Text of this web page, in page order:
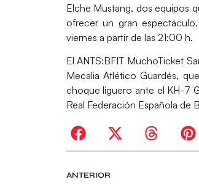
Elche Mustang, dos equipos
ofrecer un gran
viernes a partir de las 21:00 h.
ElANTS:BFIT MuchoTicket
Mecalia Atlético Guardés,
choque liguero ante el KH-7
Real Federación Española de
ANTERIOR